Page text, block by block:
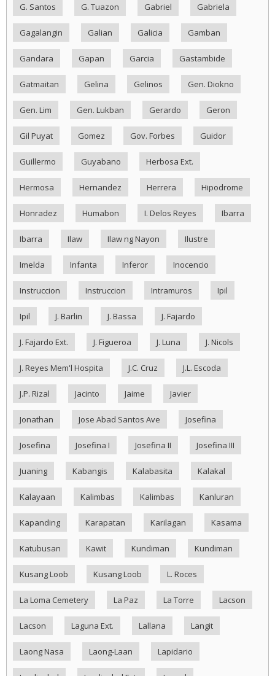
G. Santos G. Tuazon Gabriel Gabriela
Gagalangin Galian Galicia Gamban
Gandara Gapan Garcia Gastambide
Gatmaitan Gelina Gelinos Gen. Diokno
Gen. Lim Gen. Lukban Gerardo Geron
Gil Puyat Gomez Gov. Forbes Guidor
Guillermo Guyabano Herbosa Ext.
Hermosa Hernandez Herrera Hipodrome
Honradez Humabon I. Delos Reyes Ibarra
Ibarra Ilaw Ilaw ng Nayon Ilustre
Imelda Infanta Inferor Inocencio
Instruccion Instruccion Intramuros Ipil
Ipil J. Barlin J. Bassa J. Fajardo
J. Fajardo Ext. J. Figueroa J. Luna J. Nicols
J. Reyes Mem'l Hospita J.C. Cruz J.L. Escoda
J.P. Rizal Jacinto Jaime Javier
Jonathan Jose Abad Santos Ave Josefina
Josefina Josefina I Josefina II Josefina III
Juaning Kabangis Kalabasita Kalakal
Kalayaan Kalimbas Kalimbas Kanluran
Kapanding Karapatan Karilagan Kasama
Katubusan Kawit Kundiman Kundiman
Kusang Loob Kusang Loob L. Roces
La Loma Cemetery La Paz La Torre Lacson
Lacson Laguna Ext. Lallana Langit
Laong Nasa Laong-Laan Lapidario